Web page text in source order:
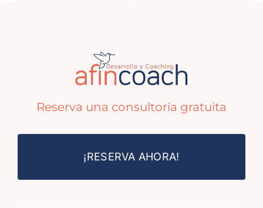
Reserva una consultoría gratuita
¡RESERVA AHORA!